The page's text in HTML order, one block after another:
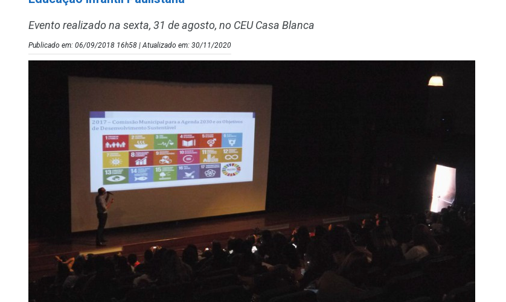
Evento realizado na sexta, 31 de agosto, no CEU Casa Blanca
Publicado em: 06/09/2018 16h58 | Atualizado em: 30/11/2020